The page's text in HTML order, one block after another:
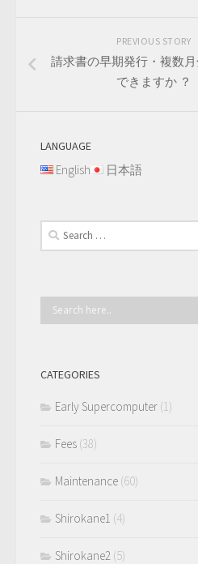
PREVIOUS STORY
請求書の早期発行・複数
できますか ？
LANGUAGE
English 日本語
Search
for:
CATEGORIES
Early Supercomputer (1)
Fees (38)
Maintenance (60)
Shirokane1 (4)
Shirokane2 (5)